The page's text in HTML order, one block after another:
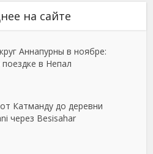
на сайте
Аннапурны в ноябре:
в Непал
Катманду до деревни
через Besisahar